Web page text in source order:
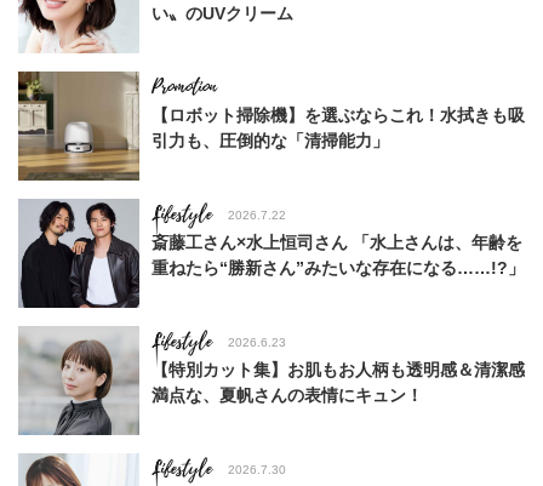
い〟のUVクリーム
【ロボット掃除機】を選ぶならこれ！水拭きも吸
引力も、圧倒的な「清掃能力」
Lifestyle 2026.7.22
斎藤工さん×水上恒司さん 「水上さんは、年齢を
重ねたら“勝新さん”みたいな存在になる……!?」
Lifestyle 2026.6.23
【特別カット集】お肌もお人柄も透明感＆清潔感
満点な、夏帆さんの表情にキュン！
Lifestyle 2026.7.30